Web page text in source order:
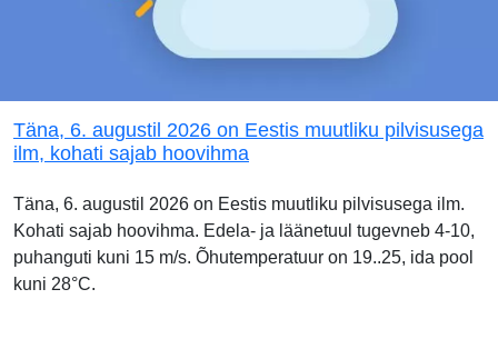
Täna, 6. augustil 2026 on Eestis muutliku pilvisusega
ilm, kohati sajab hoovihma
Täna, 6. augustil 2026 on Eestis muutliku pilvisusega ilm.
Kohati sajab hoovihma. Edela- ja läänetuul tugevneb 4-10,
puhanguti kuni 15 m/s. Õhutemperatuur on 19..25, ida pool
kuni 28°C.